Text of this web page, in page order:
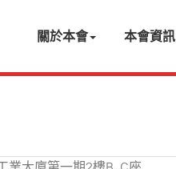
關於本會 本會資訊